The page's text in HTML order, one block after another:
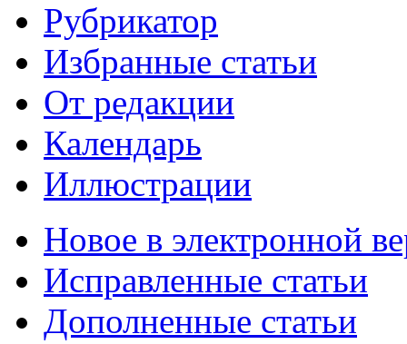
Рубрикатор
Избранные статьи
От редакции
Календарь
Иллюстрации
Новое в электронной
Исправленные статьи
Дополненные статьи